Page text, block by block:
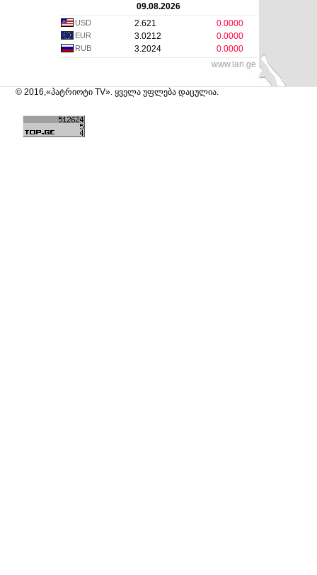
09.08.2026
USD 2.621 0.0000
EUR 3.0212 0.0000
RUB 3.2024
0.0000
www.lari.ge
© 2016,«პატრიოტი TV». ყველა უფლება დაცულია.